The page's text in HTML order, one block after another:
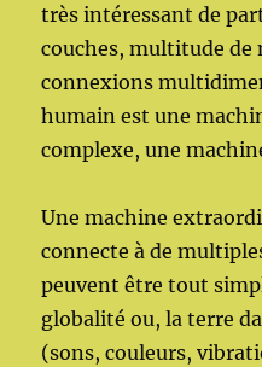
très intéressant de
couches, multitude de
connexions
humain est une
complexe, une
Une machine
connecte à de
peuvent être tout
globalité ou, la terre
(sons, couleurs,